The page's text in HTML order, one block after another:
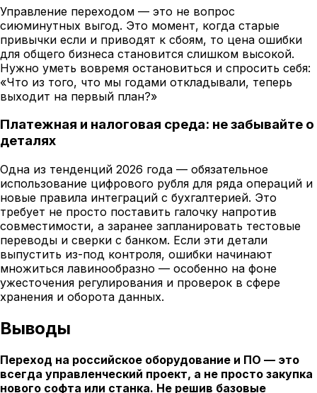
Управление переходом — это не вопрос
сиюминутных выгод. Это момент, когда старые
привычки если и приводят к сбоям, то цена ошибки
для общего бизнеса становится слишком высокой.
Нужно уметь вовремя остановиться и спросить себя:
«Что из того, что мы годами откладывали, теперь
выходит на первый план?»
Платежная и налоговая среда: не забывайте о
деталях
Одна из тенденций 2026 года — обязательное
использование цифрового рубля для ряда операций и
новые правила интеграций с бухгалтерией. Это
требует не просто поставить галочку напротив
совместимости, а заранее запланировать тестовые
переводы и сверки с банком. Если эти детали
выпустить из-под контроля, ошибки начинают
множиться лавинообразно — особенно на фоне
ужесточения регулирования и проверок в сфере
хранения и оборота данных.
Выводы
Переход на российское оборудование и ПО — это
всегда управленческий проект, а не просто закупка
нового софта или станка. Не решив базовые